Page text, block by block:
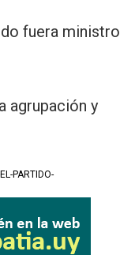
fuera ministro
agrupación y
PARTIDO-